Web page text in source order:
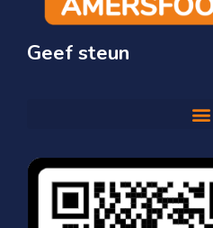
Geef steun